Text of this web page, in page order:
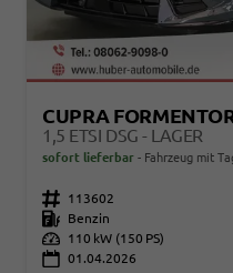
CUPRA
1,5 ETSI DSG - LAGER
sofort lieferbar Fahrzeug mit
Fahrzeugnr. 113602
Kraftstoff
Benzin
Leistung
110 kW (150 PS)
01.04.2026